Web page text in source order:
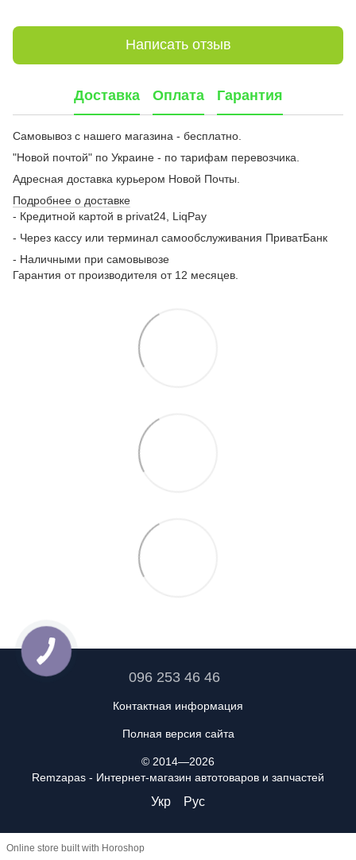
Написать отзыв
Доставка Оплата Гарантия
Самовывоз с нашего магазина - бесплатно.
"Новой почтой" по Украине - по тарифам перевозчика.
Адресная доставка курьером Новой Почты.
Подробнее о доставке
- Кредитной картой в privat24, LiqPay
- Через кассу или терминал самообслуживания ПриватБанк
- Наличными при самовывозе
Гарантия от производителя от 12 месяцев.
096 253 46 46
Контактная информация
Полная версия сайта
© 2014—2026
Remzapas - Интернет-магазин автотоваров и запчастей
Укр Рус
Online store built with Horoshop